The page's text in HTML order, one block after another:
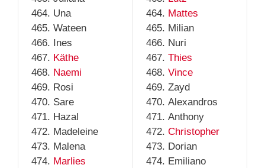
Una
Wateen
Ines
Käthe
Naemi
Rosi
Sare
Hazal
Madeleine
Malena
Marlies
Mattes
Milian
Nuri
Thies
Vince
Zayd
Alexandros
Anthony
Christopher
Dorian
Emiliano